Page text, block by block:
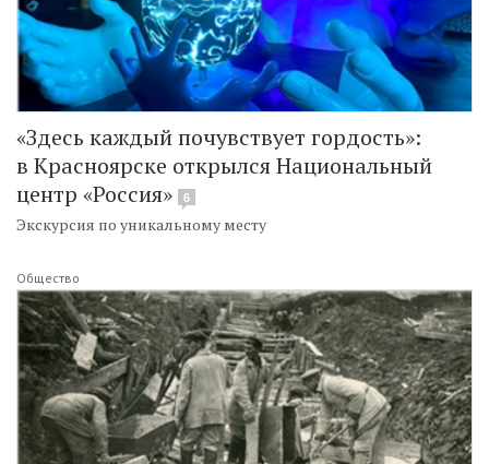
«Здесь каждый почувствует гордость»:
в Красноярске открылся Национальный
центр «Россия»
6
Экскурсия по уникальному месту
Общество